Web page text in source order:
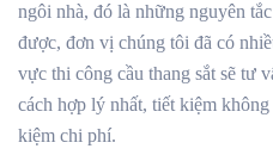
ngôi nhà, đó là những nguyên
được, đơn vị chúng tôi đã có
vực thi công cầu thang sắt sẽ tư
cách hợp lý nhất, tiết kiệm
kiệm chi phí.